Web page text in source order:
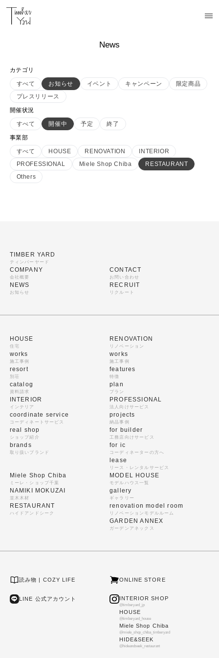
News
カテゴリ
すべて
お知らせ イベント キャンペーン
限定商品
プレスリリース
開催状況
すべて
開催中 予定
終了
事業部
すべて
HOUSE RENOVATION
INTERIOR
PROFESSIONAL
Miele Shop Chiba
RESTAURANT
Others
TIMBER YARD
ティンバーヤード
COMPANY
会社概要
NEWS
お知らせ
CONTACT
お問い合わせ
RECRUIT
リクルート
HOUSE
住宅
works
施工事例
resort
別荘
catalog
資料請求
RENOVATION
リノベーション
works
施工事例
features
特徴
plan
プラン
INTERIOR
インテリア
coordinate service
コーディネートサービス
real shop
ショップ紹介
brands
取り扱いブランド
PROFESSIONAL
法人向けサービス
projects
納品事例
for builder
工務店向けサービス
for ic
コーディネーターの方へ
lease
リース・レンタルサービス
Miele Shop Chiba
ミーレ・ショップ千葉
NAMIKI MOKUZAI
並木木材
RESTAURANT
ハイドアンドシーク
MODEL HOUSE
モデルハウス一覧
gallery
ギャラリー
renovation model room
リノベーションモデルルーム
GARDEN ANNEX
ガーデンアネックス
読み物 | COZY LIFE ONLINE STORE
LINE 公式アカウント INTERIOR SHOP
@timberyard_jp
HOUSE
@timberyard_house
Miele Shop Chiba
@miele_shop_chiba_timberyard
HIDE&SEEK
@hideandseek_restaurant